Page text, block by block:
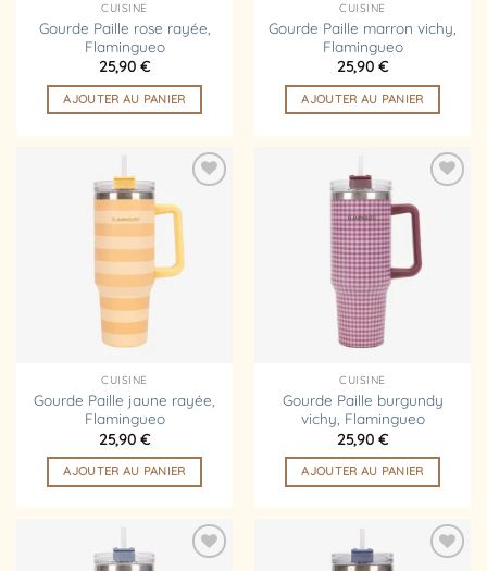
CUISINE
Gourde Paille rose rayée,
Flamingueo
25,90 €
AJOUTER AU PANIER
CUISINE
Gourde Paille marron vichy,
Flamingueo
25,90 €
AJOUTER AU PANIER
d’envies
CUISINE
Gourde Paille jaune rayée,
Flamingueo
25,90 €
AJOUTER AU PANIER
d’envies
CUISINE
Gourde Paille burgundy
vichy, Flamingueo
25,90 €
AJOUTER AU PANIER